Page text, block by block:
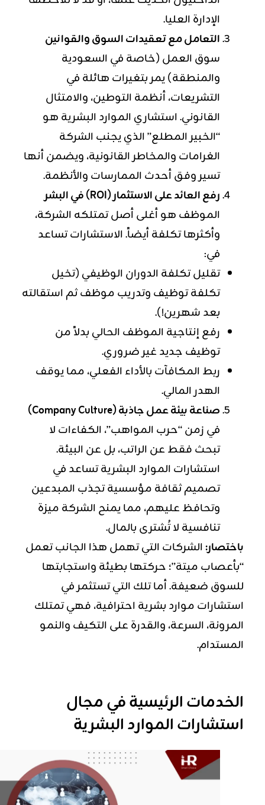
الإدارة العليا.
التعامل مع تعقيدات السوق والقوانين
سوق العمل (خاصة في السعودية
والمنطقة) يمر بتغيرات هائلة في
التشريعات، أنظمة التوطين، والامتثال
القانوني. استشاري الموارد البشرية هو
“الخبير المطلع” الذي يجنب الشركة
الغرامات والمخاطر القانونية، ويضمن أنها
تسير وفق أحدث الممارسات والأنظمة.
رفع العائد على الاستثمار (ROI) في البشر
الموظف هو أغلى أصل تمتلكه الشركة،
وأكثرها تكلفة أيضاً. الاستشارات تساعد
في:
تقليل تكلفة الدوران الوظيفي (تخيل
تكلفة توظيف وتدريب موظف ثم استقالته
بعد شهرين!).
رفع إنتاجية الموظف الحالي بدلاً من
توظيف جديد غير ضروري.
ربط المكافآت بالأداء الفعلي، مما يوقف
الهدر المالي.
صناعة بيئة عمل جاذبة (Company Culture)
في زمن “حرب المواهب”، الكفاءات لا
تبحث فقط عن الراتب، بل عن البيئة.
استشارات الموارد البشرية تساعد في
تصميم ثقافة مؤسسية تجذب المبدعين
وتحافظ عليهم، مما يمنح الشركة ميزة
تنافسية لا تُشترى بالمال.
باختصار:الشركات التي تهمل هذا الجانب تعمل
“بأعصاب ميتة”؛ حركتها بطيئة واستجابتها
للسوق ضعيفة. أما تلك التي تستثمر في
استشارات موارد بشرية احترافية، فهي تمتلك
المرونة، السرعة، والقدرة على التكيف والنمو
المستدام.
الخدمات الرئيسية في مجال
استشارات الموارد البشرية